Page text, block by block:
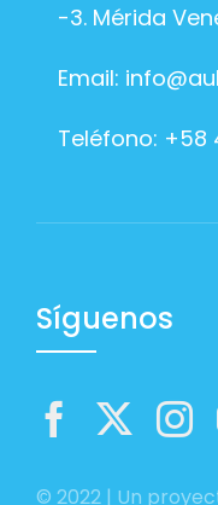
-3. Mérida
Email:
Teléfono: +58
Síguenos
© 2022 | Un